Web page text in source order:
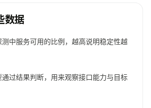
数据
中服务可用的比例，越高说明稳定性越
通过结果判断，用来观察接口能力与目标